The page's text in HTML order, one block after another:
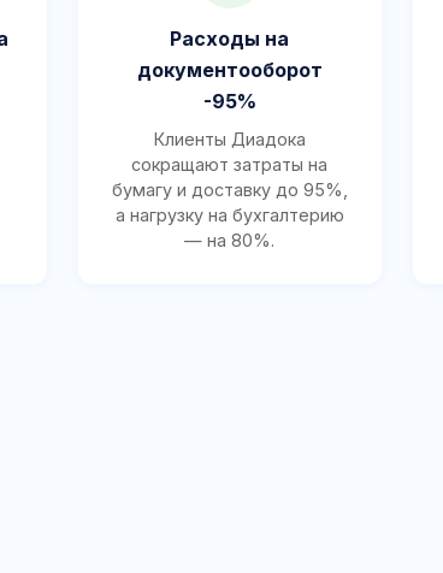
Расходы на
документооборот
-95%
Клиенты Диадока
сокращают затраты на
бумагу и доставку до 95%,
а нагрузку на бухгалтерию
— на 80%.